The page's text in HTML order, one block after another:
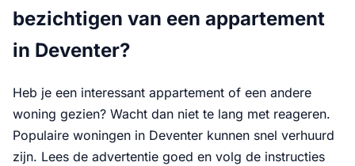
bezichtigen van een appartement
in Deventer?
Heb je een interessant appartement of een andere
woning gezien? Wacht dan niet te lang met reageren.
Populaire woningen in Deventer kunnen snel verhuurd
zijn. Lees de advertentie goed en volg de instructies